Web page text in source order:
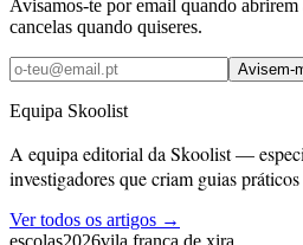
Avisamos-te por email quando abrirem
cancelas quando quiseres.
Avisem-
Equipa Skoolist
A equipa editorial da Skoolist —
investigadores que criam guias
Ver todos os artigos →